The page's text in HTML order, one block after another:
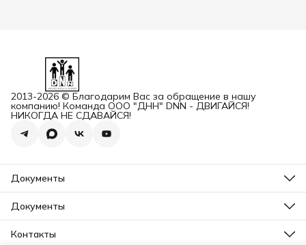
2013-2026 © Благодарим Вас за обращение в нашу
компанию! Команда ООО "ДНН" DNN - ДВИГАЙСЯ!
НИКОГДА НЕ СДАВАЙСЯ!
Документы
Карточка ООО ДННСПОРТ
Карточка ООО ДНН
Документы
Свидетельство на товарный знак
Контакты